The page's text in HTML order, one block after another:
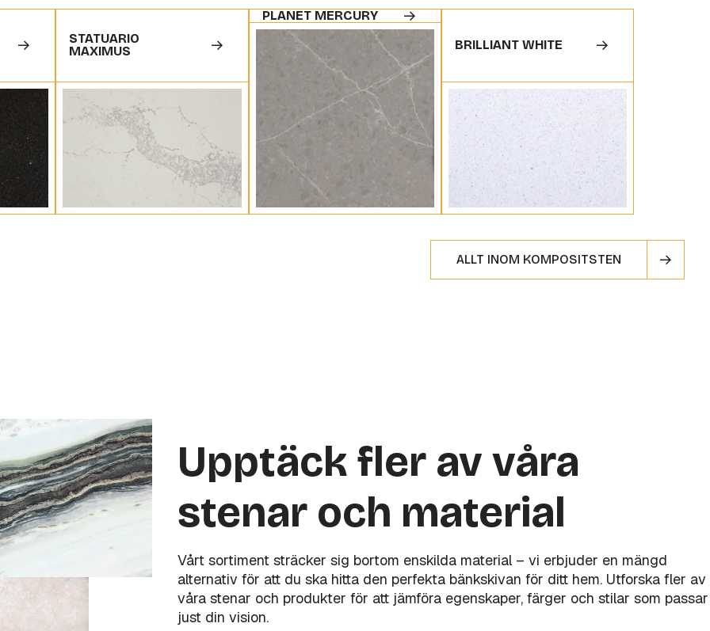
STATUARIO
MAXIMUS
PLANET MERCURY
BRILLIANT WHITE
ALLT INOM KOMPOSITSTEN
Upptäck fler av våra
stenar och material
Vårt sortiment sträcker sig bortom enskilda material – vi erbjuder en mängd
alternativ för att du ska hitta den perfekta bänkskivan för ditt hem. Utforska fler av
våra stenar och produkter för att jämföra egenskaper, färger och stilar som passar
just din vision.